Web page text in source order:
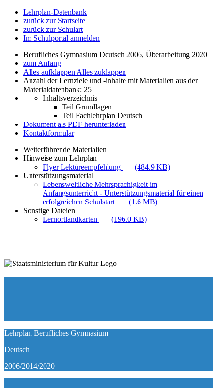
Lehrplan-Datenbank
zurück zur Startseite
zurück zur Schulart
Im Schulportal anmelden
Berufliches Gymnasium Deutsch 2006, Überarbeitung 2020
zum Anfang
Alles aufklappen Alles zuklappen
Anzahl der Lernziele und -inhalte mit Materialien aus der
Materialdatenbank: 25
Inhaltsverzeichnis
Teil Grundlagen
Teil Fachlehrplan Deutsch
Dokument als PDF herunterladen
Kontaktformular
Weiterführende Materialien
Hinweise zum Lehrplan
Flyer Lektüreempfehlung
(484.9 KB)
Unterstützungsmaterial
Lebensweltliche Mehrsprachigkeit im
Anfangsunterricht - Unterstützungsmaterial für einen
erfolgreichen Schulstart
(1.6 MB)
Sonstige Dateien
Lernortlandkarten
(196.0 KB)
Lehrplan Berufliches Gymnasium
Deutsch
2006/2014/2020